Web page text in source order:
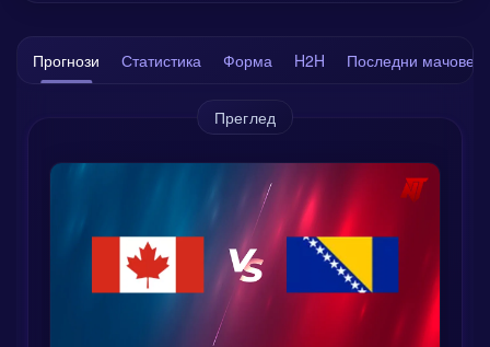
Прогнози Статистика Форма H2H Последни мачове
Преглед